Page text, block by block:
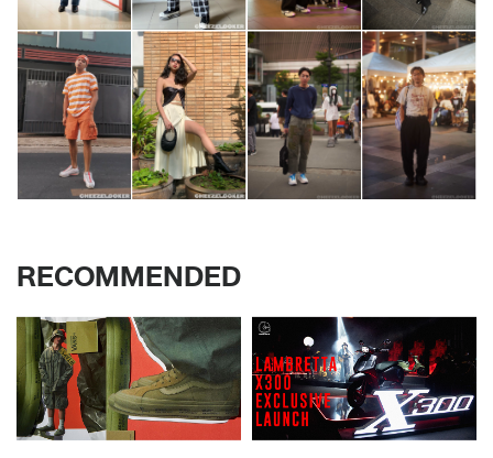
RECOMMENDED